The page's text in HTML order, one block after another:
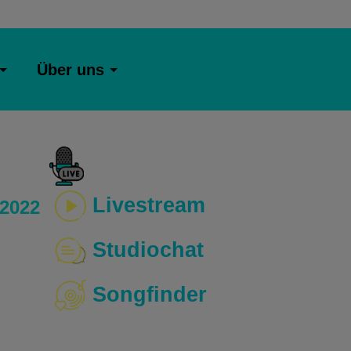
Über uns
Livestream
Studiochat
Songfinder